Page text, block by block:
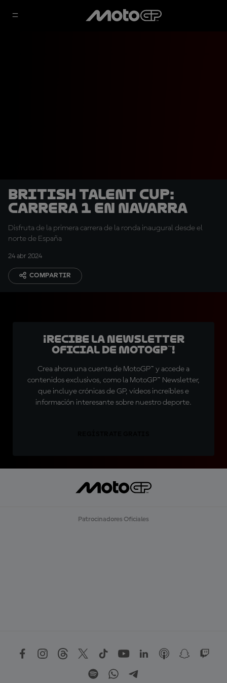
British Talent Cup:
Carrera 1 en Navarra
Disfruta de la primera carrera de la ronda inaugural desde el
norte de España
24 abr 2024
COMPARTIR
¡Recibe la Newsletter
oficial de MotoGP™!
Crea ahora una cuenta de MotoGP™ y accede a
contenidos exclusivos, como la MotoGP™ Newsletter,
que incluye crónicas de GP, vídeos increíbles e
información interesante sobre nuestro deporte.
Patrocinadores Oficiales